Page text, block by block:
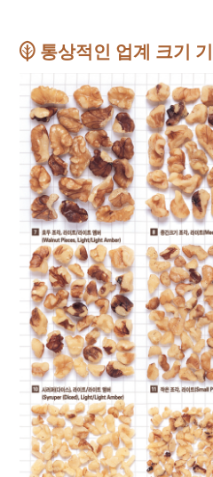
통상적인 업계 크기